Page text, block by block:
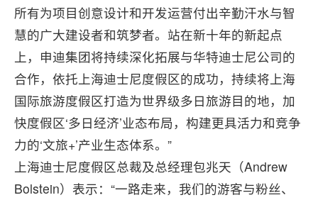
所有为项目创意设计和开发运营付出辛勤汗水与智
慧的广大建设者和筑梦者。站在新十年的新起点
上，申迪集团将持续深化拓展与华特迪士尼公司的
合作，依托上海迪士尼度假区的成功，持续将上海
国际旅游度假区打造为世界级多日旅游目的地，加
快度假区‘多日经济’业态布局，构建更具活力和竞争
力的‘文旅+’产业生态体系。”
上海迪士尼度假区总裁及总经理包兆天（Andrew
Bolstein）表示：“一路走来，我们的游客与粉丝、